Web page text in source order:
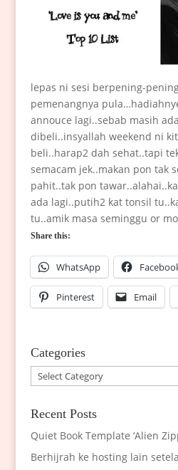
lepas ni sesi berpening-
pemenangnya
annouce lagi..sebab masih
dibeli..insyallah weekend ni
beli..harap2 dah sehat..tapi
semacam jek..makan pon tak
pahit..tak pon
ada lagi..putih2 kat tonsil
tu..amik masa seminggu or
Share this:
WhatsApp
Pinterest Email
Categories
Categories
Recent Posts
Quiet Book Template ‘Alien
Berhijrah ke hosting lain